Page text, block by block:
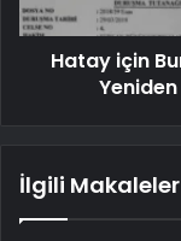
Hatay için
İlgili Makaleler